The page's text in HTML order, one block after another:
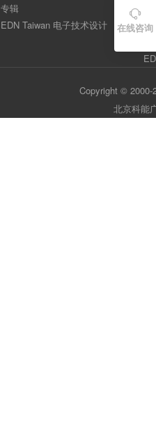
专辑
EDN Taiwan 电子技术设计
Copyright © 2000-
北京科能

在线咨询